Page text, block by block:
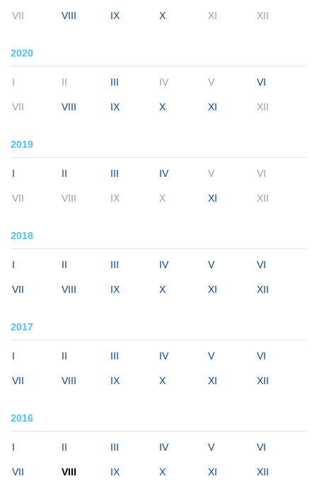
VII VIII IX X XI XII
2020
I II III IV V VI
VII VIII IX X XI XII
2019
I II III IV V VI
VII VIII IX X XI XII
2018
I II III IV V VI
VII VIII IX X XI XII
2017
I II III IV V VI
VII VIII IX X XI XII
2016
I II III IV V VI
VII VIII IX X XI XII